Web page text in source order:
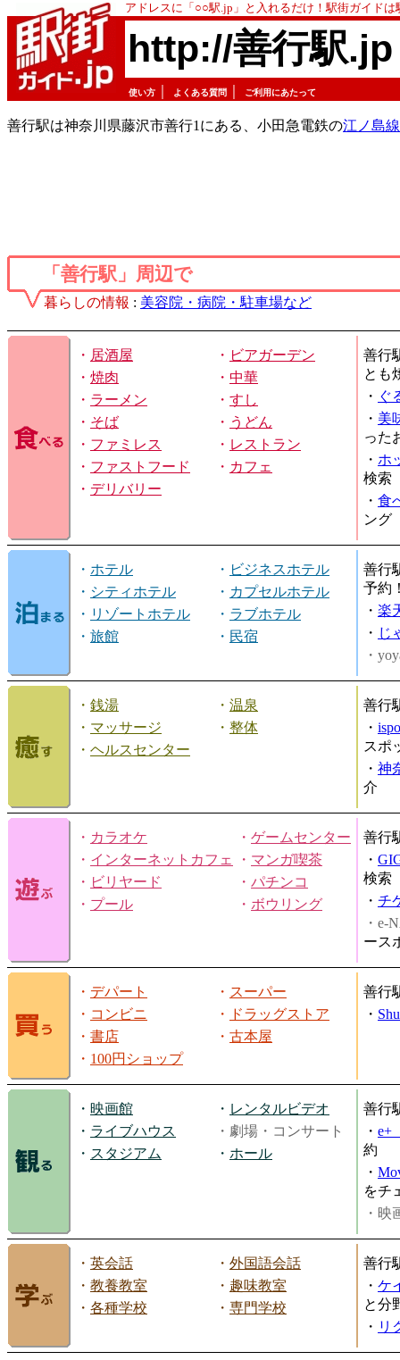
アドレスに「○○駅.jp」と入れるだけ！駅街ガイド
http://善行駅.jp
使い方 よくある質問 ご利用にあたって
善行駅は神奈川県藤沢市善行1にある、小田急電鉄の江ノ島線
「善行駅」周辺で
暮らしの情報 : 美容院・病院・駐車場など
・ 居酒屋 ・ ビアガーデン
・ 焼肉 ・ 中華
・ ラーメン ・ すし
・ そば ・ うどん
・ ファミレス ・ レストラン
・ ファストフード ・ カフェ
・ デリバリー
善行
とも
・ ぐ
・ 美
った
・ ホ
検索
・ 食
ング
・ ホテル ・ ビジネスホテル
・ シティホテル ・ カプセルホテル
・ リゾートホテル ・ ラブホテル
・ 旅館 ・ 民宿
善行
予約
・ 楽
・ じ
・
・ 銭湯 ・ 温泉
・ マッサージ ・ 整体
・ ヘルスセンター
善行
・
スポ
・ 神
介
・ カラオケ ・ ゲームセンター
・ インターネットカフェ ・ マンガ喫茶
・ ビリヤード ・ パチンコ
・ プール ・ ボウリング
善行
・
検索
・ チ
・e-
ース
・ デパート ・ スーパー
・ コンビニ ・
ドラッグストア
・ 書店 ・ 古本屋
・ 100円ショップ
善行
・
・ 映画館 ・ レンタルビデオ
・ ライブハウス
・劇場・コンサート
・ スタジアム ・ ホール
善行
・ e+
約
・
をチ
・映
・ 英会話 ・ 外国語会話
・ 教養教室 ・ 趣味教室
・ 各種学校 ・ 専門学校
善行
・ ケ
と分
・ リ